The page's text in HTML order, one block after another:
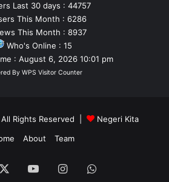
Last 30 days : 44757
This Month : 6286
This Month : 8937
Who's Online : 15
: August 6, 2026 10:01 pm
By WPS Visitor Counter
Rights Reserved |
Negeri Kita
About Team
YouTubeInstagramWhatsApp